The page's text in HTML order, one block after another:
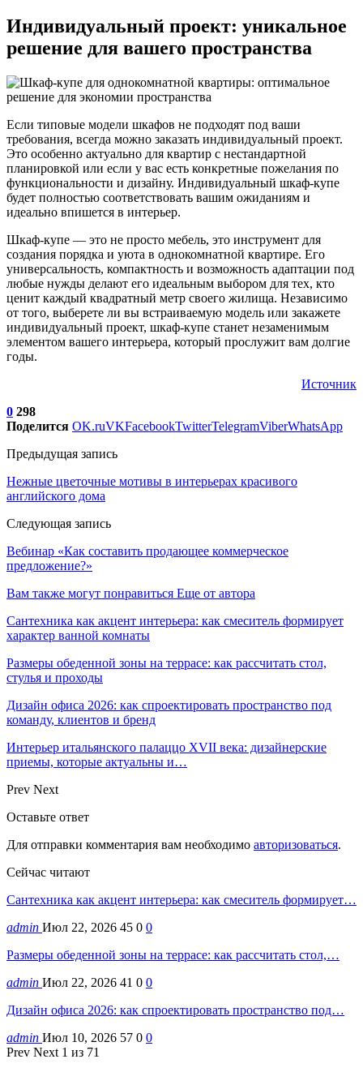
Индивидуальный проект: уникальное
решение для вашего пространства
Если типовые модели шкафов не подходят под ваши
требования, всегда можно заказать индивидуальный проект.
Это особенно актуально для квартир с нестандартной
планировкой или если у вас есть конкретные пожелания по
функциональности и дизайну. Индивидуальный шкаф-купе
будет полностью соответствовать вашим ожиданиям и
идеально впишется в интерьер.
Шкаф-купе — это не просто мебель, это инструмент для
создания порядка и уюта в однокомнатной квартире. Его
универсальность, компактность и возможность адаптации под
любые нужды делают его идеальным выбором для тех, кто
ценит каждый квадратный метр своего жилища. Независимо
от того, выберете ли вы встраиваемую модель или закажете
индивидуальный проект, шкаф-купе станет незаменимым
элементом вашего интерьера, который прослужит вам долгие
годы.
Источник
0 298
Поделится OK.ruVKFacebookTwitterTelegramViberWhatsApp
Предыдущая запись
Нежные цветочные мотивы в интерьерах красивого
английского дома
Следующая запись
Вебинар «Как составить продающее коммерческое
предложение?»
Вам также могут понравиться Еще от автора
Сантехника как акцент интерьера: как смеситель формирует
характер ванной комнаты
Размеры обеденной зоны на террасе: как рассчитать стол,
стулья и проходы
Дизайн офиса 2026: как спроектировать пространство под
команду, клиентов и бренд
Интерьер итальянского палаццо XVII века: дизайнерские
приемы, которые актуальны и…
Prev Next
Оставьте ответ
Для отправки комментария вам необходимо авторизоваться.
Сейчас читают
Сантехника как акцент интерьера: как смеситель формирует…
admin Июл 22, 2026 45 0 0
Размеры обеденной зоны на террасе: как рассчитать стол,…
admin Июл 22, 2026 41 0 0
Дизайн офиса 2026: как спроектировать пространство под…
admin Июл 10, 2026 57 0 0
Prev Next 1 из 71